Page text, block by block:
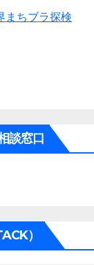
まちブラ探検
談窓口
）